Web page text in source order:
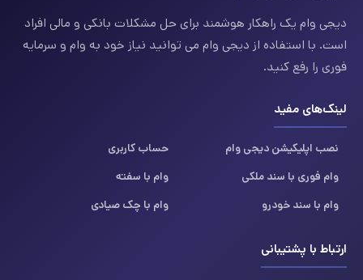
دیجی وام یک راهکار هوشمند برای حل مشکلات بانکی و مالی افراد
است. با استفاده از دیجی وام می توانید نیاز خود به وام و سرمایه
فوری را رفع کنید.
لینک‌های مفید
نصب اپلیکیشن دیجی وام
حساب کاربری
وام فوری با سند ملکی
وام با سفته
وام با سند خودرو
وام با چک صیادی
ارتباط با پشتیبانی